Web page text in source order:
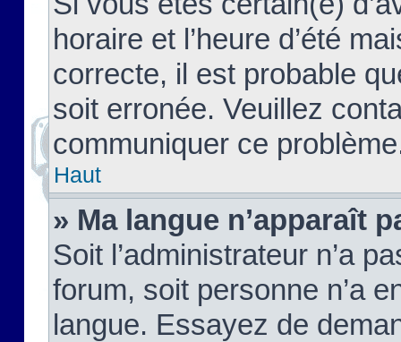
horaire et l’heure d’été
correcte, il est probable
soit erronée. Veuillez
communiquer ce
Haut
» Ma langue n’apparaît
Soit l’administrateur n’a
forum, soit personne n’a
langue. Essayez de